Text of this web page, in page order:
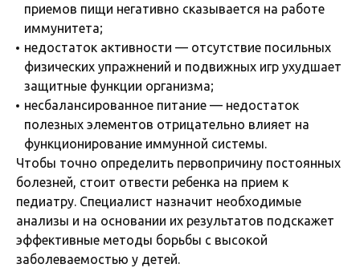
приемов пищи негативно сказывается на работе
иммунитета;
недостаток активности — отсутствие посильных
физических упражнений и подвижных игр ухудшает
защитные функции организма;
несбалансированное питание — недостаток
полезных элементов отрицательно влияет на
функционирование иммунной системы.
Чтобы точно определить первопричину постоянных
болезней, стоит отвести ребенка на прием к
педиатру. Специалист назначит необходимые
анализы и на основании их результатов подскажет
эффективные методы борьбы с высокой
заболеваемостью у детей.